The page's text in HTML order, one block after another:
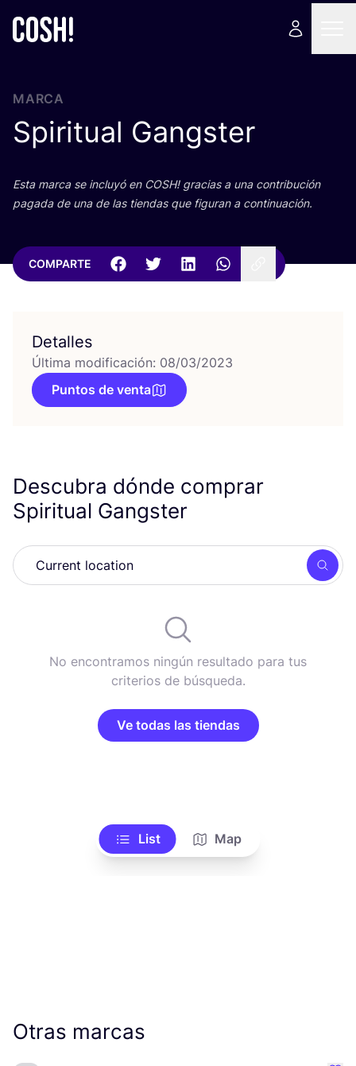
MARCA
Spiritual Gangster
Esta mar­ca se inclu­yó en COSH! gra­cias a una con­tri­bu­ción
paga­da de una de las tien­das que figu­ran a continuación.
COMPARTE
Detalles
Última modificación: 08/03/2023
Puntos de venta
Descubra dónde comprar
Spiritual Gangster
No encontramos ningún resultado para tus
criterios de búsqueda.
Ve todas las tiendas
List Map
Otras marcas